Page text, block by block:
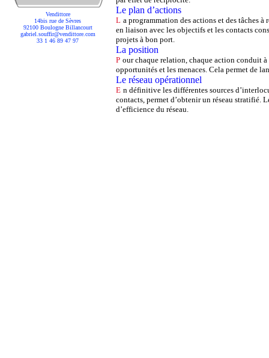
Vendittore
14bis rue de Sèvres
92100 Boulogne Billancourt
gabriel.souffir@vendittore.com
33 1 46 89 47 97
Le plan d’actions
L a programmation des actions et des tâches
en liaison avec les objectifs et les contacts
projets à bon port.
La position
P our chaque relation, chaque action conduit
opportunités et les menaces. Cela permet de
Le réseau opérationnel
E n définitive les différentes sources
contacts, permet d’obtenir un réseau stratifié.
d’efficience du réseau.